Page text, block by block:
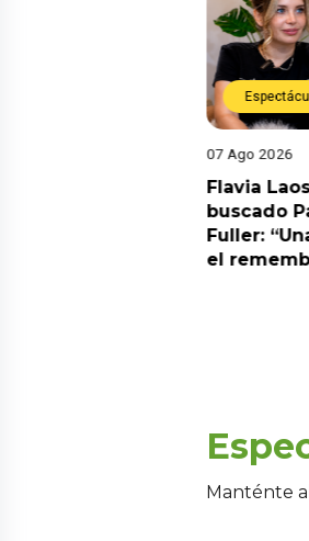
07 Ago 2026
Flavia
buscado
Fuller:
el
Manténte